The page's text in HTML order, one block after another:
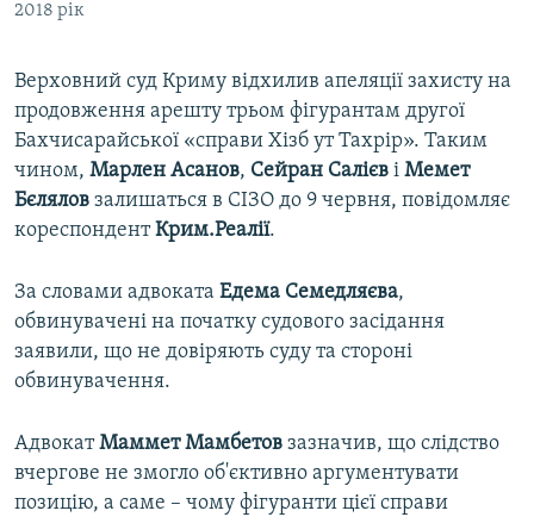
Усі сайти RFE/RL
2018 рік
Верховний суд Криму відхилив апеляції захисту на
продовження арешту трьом фігурантам другої
Бахчисарайської «справи Хізб ут Тахрір». Таким
чином, Марлен Асанов, Сейран Салієв і Мемет
Бєлялов залишаться в СІЗО до 9 червня, повідомляє
кореспондентКрим.Реалії.
За словами адвоката Едема Семедляєва,
обвинувачені на початку судового засідання
заявили, що не довіряють суду та стороні
обвинувачення.
АдвокатМаммет Мамбетов зазначив, що слідство
вчергове не змогло об'єктивно аргументувати
позицію, а саме – чому фігуранти цієї справи